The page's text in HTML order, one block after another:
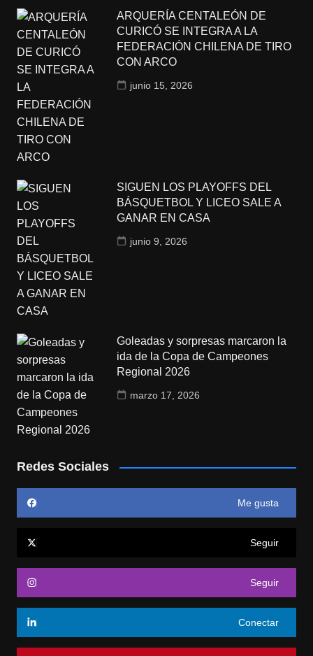
ARQUERÍA CENTALEÓN DE
CURICÓ SE INTEGRA A LA
FEDERACIÓN CHILENA DE TIRO
CON ARCO
junio 15, 2026
SIGUEN LOS PLAYOFFS DEL
BÁSQUETBOL Y LICEO SALE A
GANAR EN CASA
junio 9, 2026
Goleadas y sorpresas marcaron la
ida de la Copa de Campeones
Regional 2026
marzo 17, 2026
Redes Sociales
Me gusta
Seguir
Seguir
Conectar